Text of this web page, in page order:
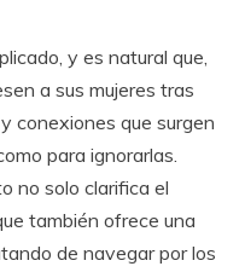
y es natural que,
a sus mujeres tras
conexiones que surgen
para ignorarlas.
no solo clarifica el
también ofrece una
de navegar por los